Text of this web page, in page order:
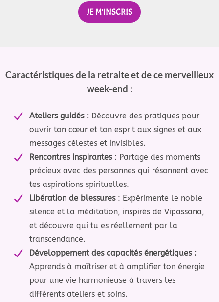
JE M'INSCRIS
Caractéristiques de la retraite et de ce merveilleux
week-end :
Ateliers guidés : Découvre des pratiques pour
ouvrir ton cœur et ton esprit aux signes et aux
messages célestes et invisibles.
Rencontres inspirantes: Partage des moments
précieux avec des personnes qui résonnent avec
tes aspirations spirituelles.
Libération de blessures : Expérimente le noble
silence et la méditation, inspirés de Vipassana,
et découvre qui tu es réellement par la
transcendance.
Développement des capacités énergétiques :
Apprends à maîtriser et à amplifier ton énergie
pour une vie harmonieuse à travers les
différents ateliers et soins.